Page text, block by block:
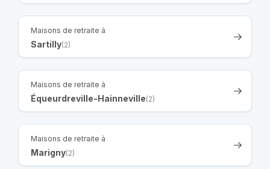
Maisons de retraite à
Sartilly(2)
Maisons de retraite à
Équeurdreville-Hainneville(2)
Maisons de retraite à
Marigny(2)